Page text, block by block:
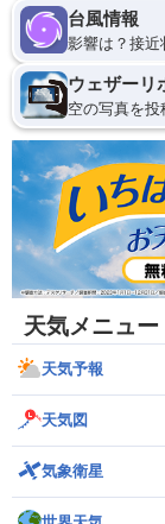
台風情報
影響は？接近
ウェザーリ
空の写真を
天気メニュー
天気予報
天気図
気象衛星